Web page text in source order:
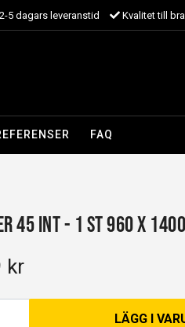
2-5 dagars leveranstid Kvalitet till
FAQ
45 INT - 1 st 960 x
kr
LÄGG I